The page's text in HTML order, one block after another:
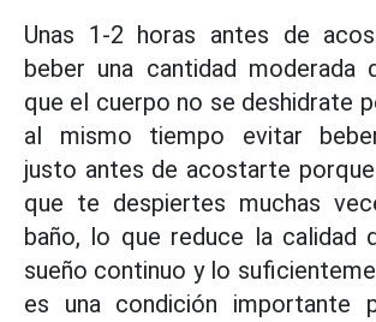
Unas 1-2 horas antes de
beber una cantidad moderada
que el cuerpo no se deshidrate
al mismo tiempo evitar
justo antes de acostarte
que te despiertes muchas
baño, lo que reduce la calidad
sueño continuo y lo
es una condición importante